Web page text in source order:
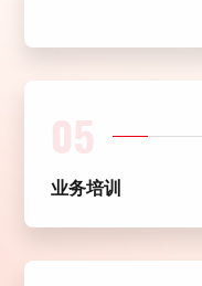
05
业务培训